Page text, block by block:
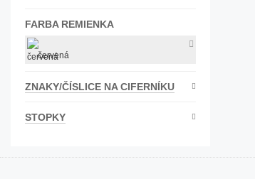
FARBA REMIENKA
červená
ZNAKY/ČÍSLICE NA CIFERNÍKU
STOPKY